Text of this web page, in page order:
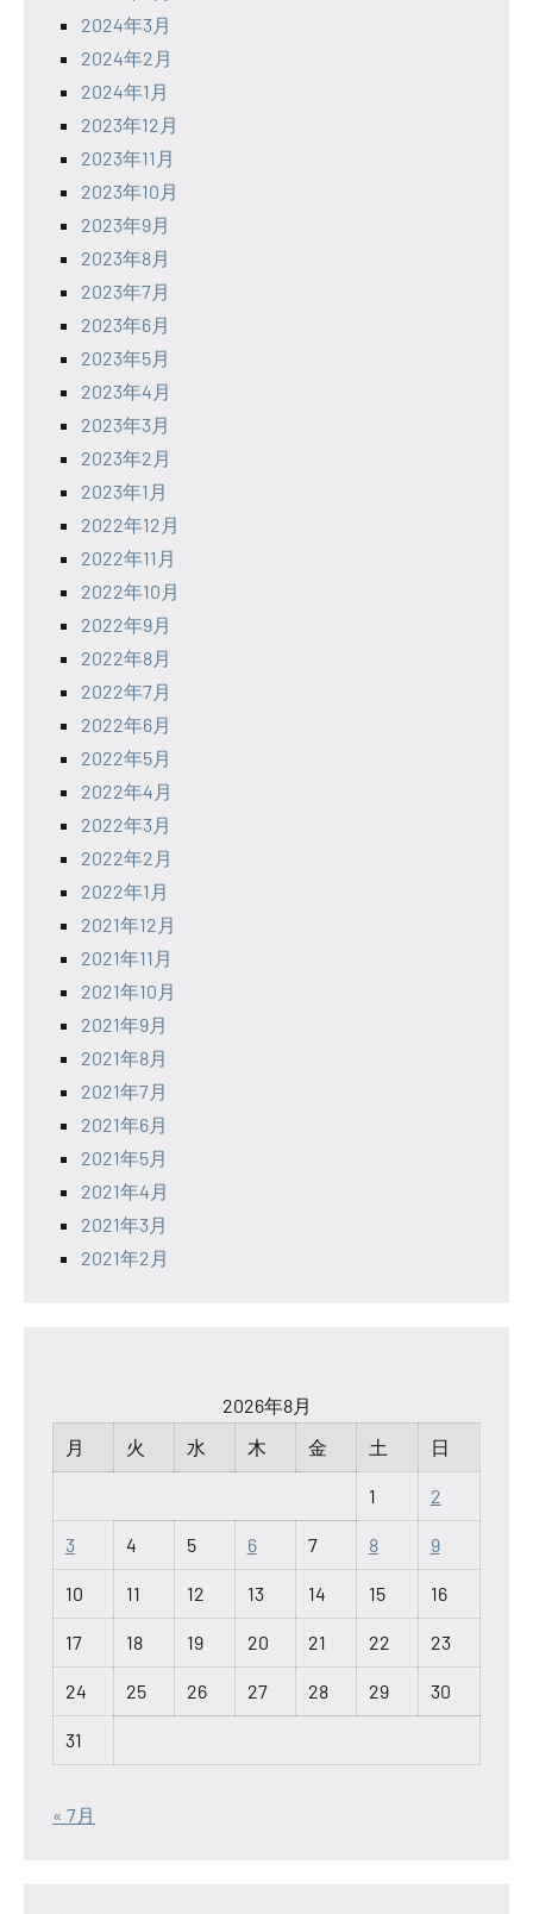
2024年3月
2024年2月
2024年1月
2023年12月
2023年11月
2023年10月
2023年9月
2023年8月
2023年7月
2023年6月
2023年5月
2023年4月
2023年3月
2023年2月
2023年1月
2022年12月
2022年11月
2022年10月
2022年9月
2022年8月
2022年7月
2022年6月
2022年5月
2022年4月
2022年3月
2022年2月
2022年1月
2021年12月
2021年11月
2021年10月
2021年9月
2021年8月
2021年7月
2021年6月
2021年5月
2021年4月
2021年3月
2021年2月
2026年8月
月
火 水 木 金 土 日
1 2
3 4 5 6 7 8 9
10 11 12 13 14 15 16
17 18 19 20 21 22 23
24 25 26 27 28 29 30
31
« 7月